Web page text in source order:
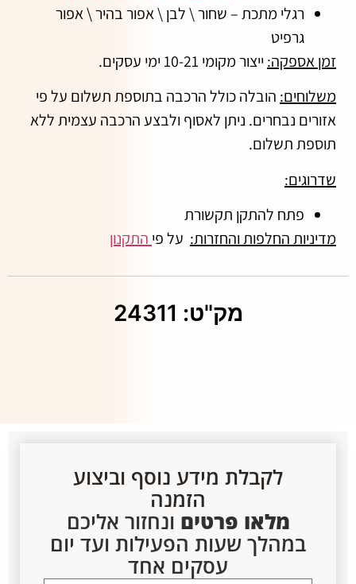
רגלי מתכת – שחור \ לבן \ אפור בהיר \ אפור
גרפיט
זמן אספקה:ייצור מקומי 10-21 ימי עסקים.
משלוחים: הובלה כולל הרכבה בתוספת תשלום על פי
אזורים נבחרים. ניתן לאסוף ולבצע הרכבה עצמית ללא
תוספת תשלום.
שדרוגים:
פתח להתקן תקשורת
מדיניות החלפות והחזרות: על פי התקנון
מק"ט: 24311
לקבלת מידע נוסף וביצוע
הזמנה
מלאו פרטים ונחזור אליכם
במהלך שעות הפעילות ועד יום
עסקים אחד